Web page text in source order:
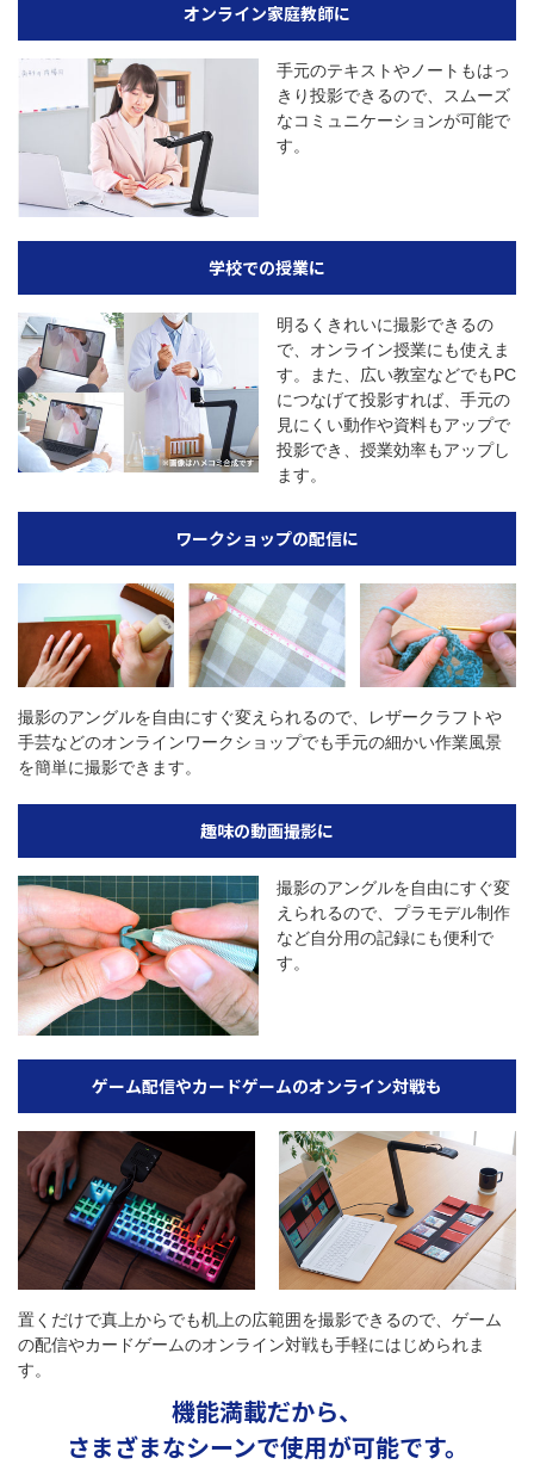
オンライン家庭教師に
手元のテキストやノートもはっ
きり投影できるので、スムーズ
なコミュニケーションが可能で
す。
学校での授業に
明るくきれいに撮影できるの
で、オンライン授業にも使えま
す。また、広い教室などでもPC
につなげて投影すれば、手元の
見にくい動作や資料もアップで
投影でき、授業効率もアップし
ます。
ワークショップの配信に
撮影のアングルを自由にすぐ変えられるので、レザークラフトや
手芸などのオンラインワークショップでも手元の細かい作業風景
を簡単に撮影できます。
趣味の動画撮影に
撮影のアングルを自由にすぐ変
えられるので、プラモデル制作
など自分用の記録にも便利で
す。
ゲーム配信やカードゲームのオンライン対戦も
置くだけで真上からでも机上の広範囲を撮影できるので、ゲーム
の配信やカードゲームのオンライン対戦も手軽にはじめられま
す。
機能満載だから、
さまざまなシーンで使用が可能です。